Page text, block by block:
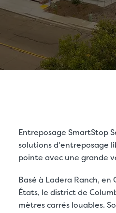
Entreposage SmartStop
solutions d'entreposage
pointe avec une grande
Basé à Ladera Ranch,
États, le district de
mètres carrés louables.